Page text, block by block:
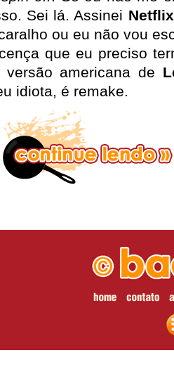
Sei lá. Assinei Netflix
ou eu não vou
que eu preciso
americana de
idiota, é remake.